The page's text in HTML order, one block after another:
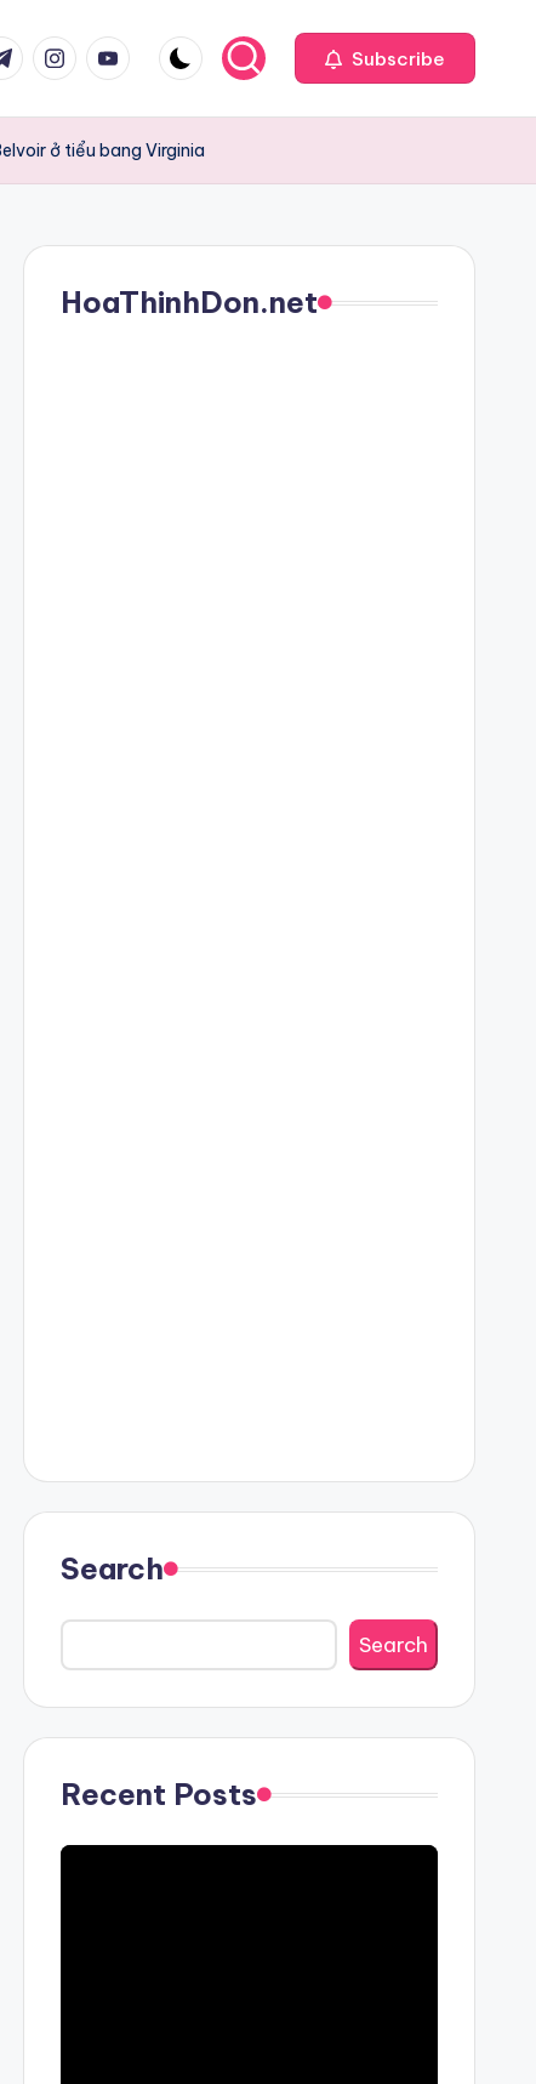
instagram.com
youtube.com Subscribe
ở tiểu bang Virginia
HoaThinhDon.net
Search
Search
Recent Posts